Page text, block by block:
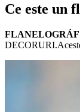
Ce este un
FLANELOGRÁF